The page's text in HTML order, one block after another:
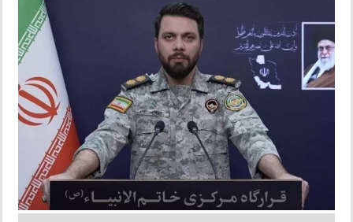
DEPORTES
MUNDO
INSÓLITAS
MULTIMEDIA
IMPRESO